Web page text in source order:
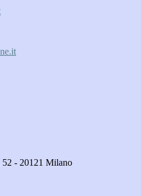
- 20121 Milano